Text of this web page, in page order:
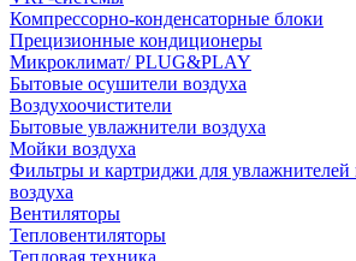
Компрессорно-конденсаторные блоки
Прецизионные кондиционеры
Микроклимат/ PLUG&PLAY
Бытовые осушители воздуха
Воздухоочистители
Бытовые увлажнители воздуха
Мойки воздуха
Фильтры и картриджи для увлажнителей
воздуха
Вентиляторы
Тепловентиляторы
Тепловая техника